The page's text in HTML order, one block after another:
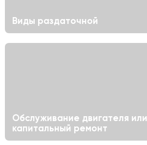
Виды раздаточной
Обслуживание двигателя или
капитальный ремонт